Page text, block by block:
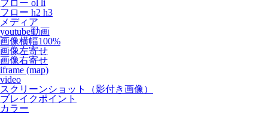
フロー ol li
フロー h2 h3
メディア
youtube動画
画像横幅100%
画像左寄せ
画像右寄せ
iframe (map)
video
スクリーンショット（影付き画像）
ブレイクポイント
カラー